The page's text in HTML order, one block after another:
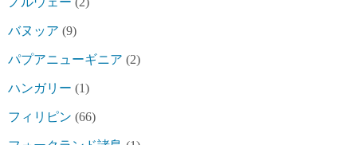
バヌッア (9)
パプアニューギニア (2)
ハンガリー (1)
フィリピン (66)